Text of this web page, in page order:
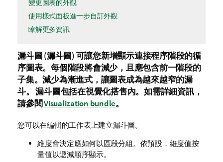
變更圖表的外觀
使用樣式面板進一步自訂外觀
瞭解更多資訊
漏斗圖 (漏斗圖) 可讓您新增顯示連接程序階段的循
序圖表。每個階段將會減少，且應包含前一階段的
子集。減少為漸進式，讓圖表成為越來越窄的漏
斗。 漏斗圖包括在視覺化搭售內。如需詳細資訊，
請參閱Visualization bundle。
您可以在編輯的工作表上建立漏斗圖。
維度會決定應如何以區段分組。依預設，維度值按
量值以遞減順序顯示。